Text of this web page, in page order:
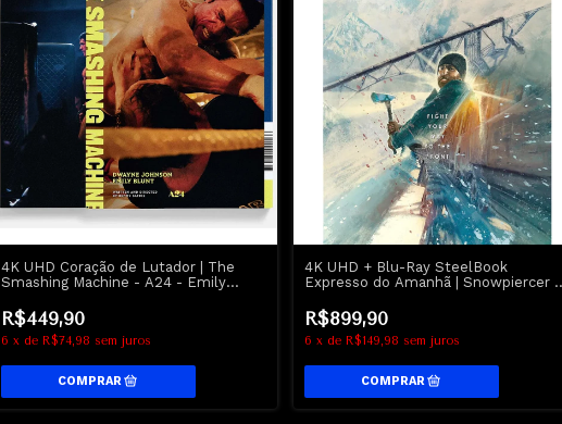
4K UHD Coração de Lutador | The
Smashing Machine - A24 - Emily
R$449,90
6 x de R$74,98 sem juros
4K UHD + Blu-Ray SteelBook
Expresso do Amanhã | Snowpiercer -
R$899,90
6 x de R$149,98 sem juros